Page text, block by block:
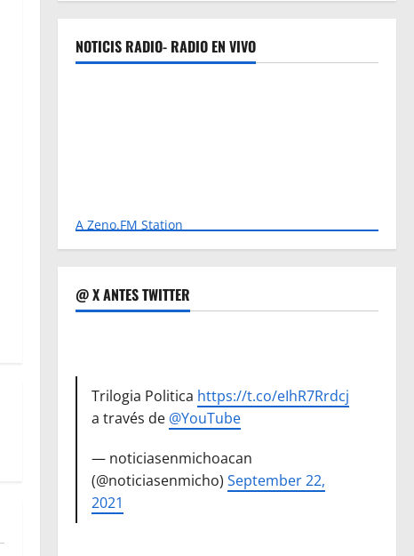
NOTICIS RADIO- RADIO EN VIVO
A Zeno.FM Station
@ X ANTES TWITTER
Trilogia Politica https://t.co/eIhR7Rrdcj
a través de @YouTube
— noticiasenmichoacan
(@noticiasenmicho)September 22,
2021